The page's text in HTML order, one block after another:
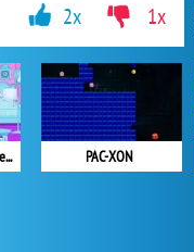
Elsa And Anna Room Decoration PAC-XON
2x 1x